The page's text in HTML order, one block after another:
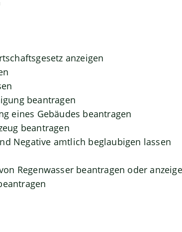
anzeigen
beantragen
eines Gebäudes beantragen
beantragen
Negative amtlich beglaubigen lassen
Regenwasser beantragen oder